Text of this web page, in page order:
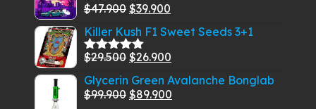
Valorado
5
$47.900 El
precio
original
era:
$47.900.
$39.900
precio
es:
$39.900.
Killer Kush F1 Sweet Seeds 3+1
Valorado
5
$29.500 El
precio
original
$26.900
precio
actual
Glycerin Green Avalanche Bonglab
$99.900 El
$89.900